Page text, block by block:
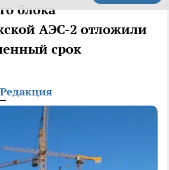
блока
АЭС-2 отложили
срок
Редакция